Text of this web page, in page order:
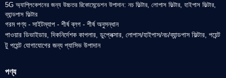
5G অ্যাপ্লিকেশনের জন্য উচ্চতর রিকোমেন্ডেশন উপাদান: নচ ফিল্টার, লোপাস ফিল্টার, হাইপাস ফিল্টার,
ব্যান্ডপাস ফিল্টার
গরম পণ্য -সাইটম্যাপ -শীর্ষ ব্লগ -শীর্ষ অনুসন্ধান
পাওয়ার ডিভাইডার,দিকনির্দেশক কাপলার,ডুপ্লেক্সার,লোপাস/হাইপাস/নচ/ব্যান্ডপাস ফিল্টার,পয়েন্ট
টু পয়েন্ট যোগাযোগের জন্য প্যাসিভ উপাদান
পণ্য